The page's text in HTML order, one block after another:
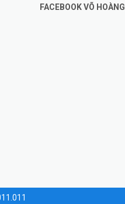
FACEBOOK VÕ HOÀNG